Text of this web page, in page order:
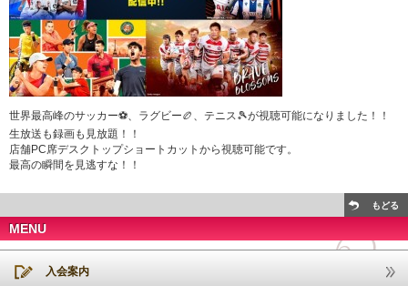
世界最高峰のサッカー⚽、ラグビー🏉、テニス🎾が視聴可能になりました！！
生放送も録画も見放題！！
店舗PC席デスクトップショートカットから視聴可能です。
最高の瞬間を見逃すな！！
もどる
MENU
入会案内